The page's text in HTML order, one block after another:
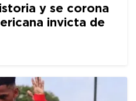
y se corona
invicta de